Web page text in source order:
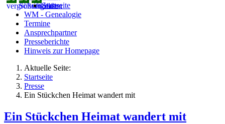
Startseite
WM - Genealogie
Termine
Ansprechpartner
Presseberichte
Hinweis zur Homepage
Aktuelle Seite:
Startseite
Presse
Ein Stückchen Heimat wandert mit
Ein Stückchen Heimat wandert mit